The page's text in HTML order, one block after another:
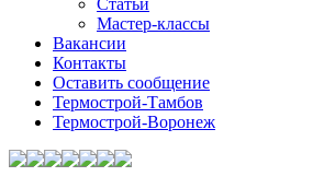
Статьи
Мастер-классы
Вакансии
Контакты
Оставить сообщение
Термострой-Тамбов
Термострой-Воронеж